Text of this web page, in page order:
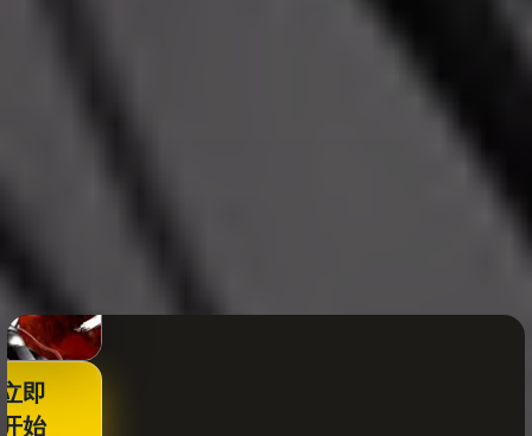
立即
开始